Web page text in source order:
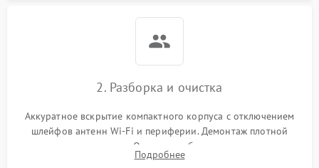
2. Разборка и очистка
Аккуратное вскрытие компактного корпуса с отключением
шлейфов антенн Wi-Fi и периферии. Демонтаж плотной
системы охлаждения. Очистка турбины и радиатора от
спрессованной пыли антистатической кистью и сжатым
Подробнее